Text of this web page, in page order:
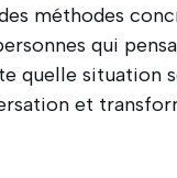
méthodes
qui
quelle situation
et